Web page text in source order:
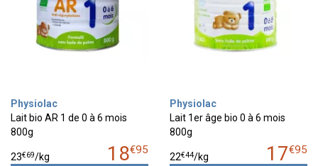
Physiolac
Lait bio AR 1 de 0 à 6 mois
800g
18€95
23€69/kg
Physiolac
Lait 1er âge bio 0 à 6 mois
800g
17€95
22€44/kg